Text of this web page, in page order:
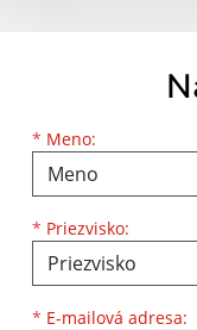
* Meno:
Meno
* Priezvisko:
Priezvisko
* E-mailová adresa:
E-mailová adresa